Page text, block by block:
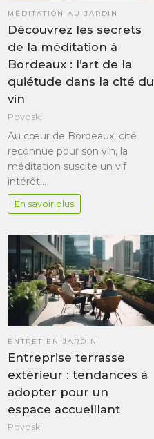
MÉDITATION AU JARDIN
Découvrez les secrets
de la méditation à
Bordeaux : l’art de la
quiétude dans la cité du
vin
Povoski
Au cœur de Bordeaux, cité
reconnue pour son vin, la
méditation suscite un vif
intérêt…
En savoir plus
ENTRETIEN JARDIN
Entreprise terrasse
extérieur : tendances à
adopter pour un
espace accueillant
Povoski